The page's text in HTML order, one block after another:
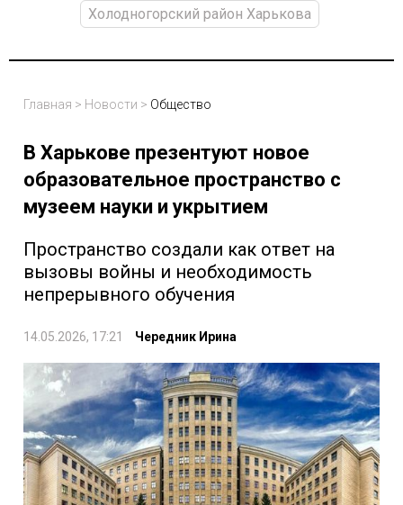
Холодногорский район Харькова
Главная > Новости > Общество
В Харькове презентуют новое
образовательное пространство с
музеем науки и укрытием
Пространство создали как ответ на
вызовы войны и необходимость
непрерывного обучения
14.05.2026, 17:21 Чередник Ирина